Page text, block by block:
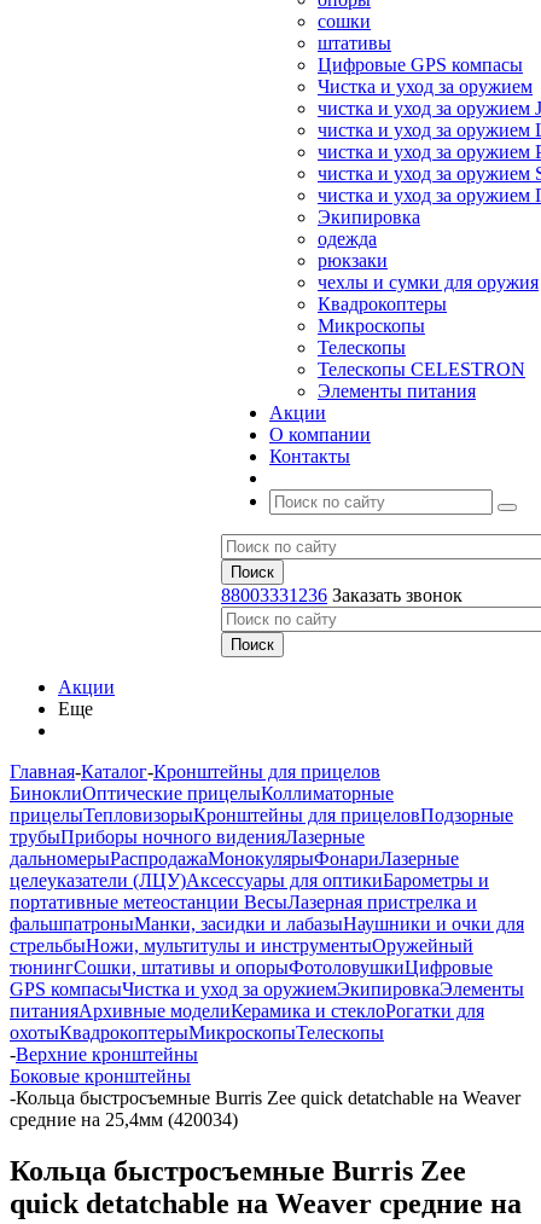
сошки
штативы
Цифровые GPS компасы
Чистка и уход за оружием
чистка и уход за оружием
чистка и уход за оружием
чистка и уход за оружием
чистка и уход за оружием
чистка и уход за
Экипировка
одежда
рюкзаки
чехлы и сумки для оружия
Квадрокоптеры
Микроскопы
Телескопы
Телескопы CELESTRON
Элементы питания
Акции
О компании
Контакты
88003331236 Заказать звонок
Акции
Еще
Главная-Каталог-Кронштейны для прицелов
БиноклиОптические прицелыКоллиматорные
прицелыТепловизорыКронштейны для прицеловПодзорные
трубыПриборы ночного виденияЛазерные
дальномерыРаспродажаМонокулярыФонариЛазерные
целеуказатели (ЛЦУ)Аксессуары для оптикиБарометры и
портативные метеостанции ВесыЛазерная пристрелка и
фальшпатроныМанки, засидки и лабазыНаушники и очки для
стрельбыНожи, мультитулы и инструментыОружейный
тюнингСошки, штативы и опорыФотоловушкиЦифровые
GPS компасыЧистка и уход за оружиемЭкипировкаЭлементы
питанияАрхивные моделиКерамика и стеклоРогатки для
охотыКвадрокоптерыМикроскопыТелескопы
-Верхние кронштейны
Боковые кронштейны
-Кольца быстросъемные Burris Zee quick detatchable на Weaver
средние на 25,4мм (420034)
Кольца быстросъемные Burris Zee
quick detatchable на Weaver средние на